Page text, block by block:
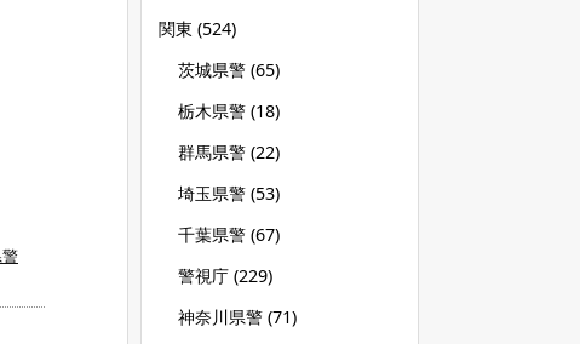
関東 (524)
茨城県警 (65)
栃木県警 (18)
群馬県警 (22)
埼玉県警 (53)
千葉県警 (67)
警視庁 (229)
神奈川県警 (71)